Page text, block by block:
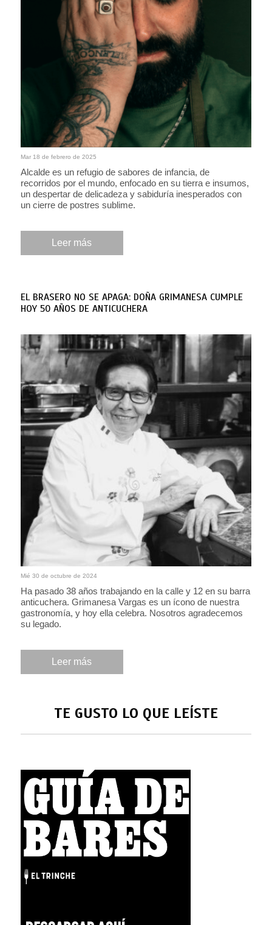
Mar 18 de febrero de 2025
Alcalde es un refugio de sabores de infancia, de
recorridos por el mundo, enfocado en su tierra e insumos,
un despertar de delicadeza y sabiduría inesperados con
un cierre de postres sublime.
Leer más
EL BRASERO NO SE APAGA: DOÑA GRIMANESA CUMPLE
HOY 50 AÑOS DE ANTICUCHERA
Mié 30 de octubre de 2024
Ha pasado 38 años trabajando en la calle y 12 en su barra
anticuchera. Grimanesa Vargas es un ícono de nuestra
gastronomía, y hoy ella celebra. Nosotros agradecemos
su legado.
Leer más
TE GUSTO LO QUE LEÍSTE